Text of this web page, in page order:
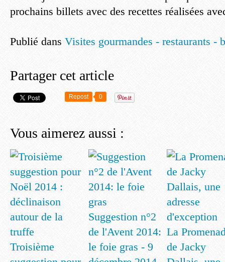
prochains billets avec des recettes réalisées
Publié dans Visites gourmandes - restaurants -
Partager cet article
Repost 0
Vous aimerez aussi :
Troisième
Suggestion n°2
de l'Avent 2014:
le foie gras - 9
La
de Jacky